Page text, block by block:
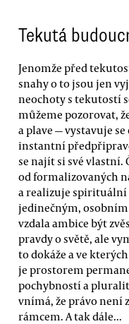
Tekutá
Jenomže před
snahy o to jsou jen
neochoty s tekutostí
můžeme pozorovat,
a plave — vystavuje
instantní
se najít si své vlastní.
od formalizovaných
a realizuje spirituální
jedinečným, osobním
vzdala ambice být
pravdy o světě, ale
to dokáže a ve
je prostorem
pochybností a
vnímá, že právo
rámcem. A tak dále...